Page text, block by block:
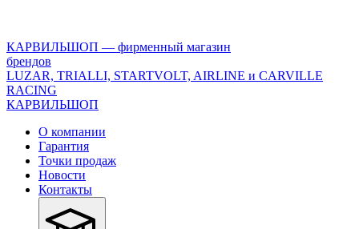
version="1.0"
encoding="utf-
8"?
>
КАРВИЛЬШОП — фирменный магазин
брендов
LUZAR, TRIALLI, STARTVOLT, AIRLINE и CARVILLE
RACING
КАРВИЛЬШОП
О компании
Гарантия
Точки продаж
Новости
Контакты